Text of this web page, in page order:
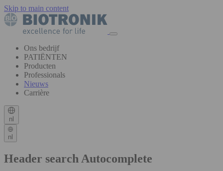
Skip to main content
Ons bedrijf
PATIËNTEN
Producten
Professionals
Nieuws
Carrière
nl
nl
Header search Autocomplete